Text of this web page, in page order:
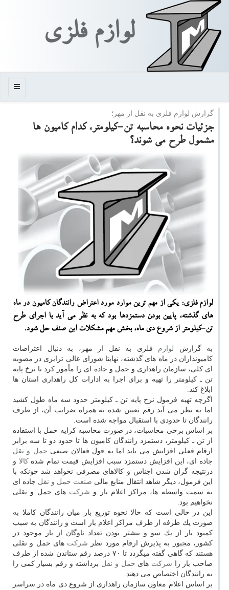
لوازم فلزی
منو
گزارش لوازم فلزی به نقل از مهر؛
جزئیات نحوه محاسبه تن-كیلومتر، كدام كامیون ها
مشمول طرح می شوند؟
لوازم فلزی: یكی از مهم ترین موارد مورد اعتراض رانندگان كامیون در ماه
های گذشته، پایین بودن دستمزدها بود كه به نظر می آید با اجرای طرح
تن-كیلومتر از شروع دی ماه، بخش مهم مشكلات این صنف حل شود.
به گزارش لوازم فلزی به نقل از مهر، به دنبال اعتراضات
كامیونداران در ماه های گذشته، نهایتا شورای عالی ترابری در مصوبه
ای كلی، سازمان راهداری و حمل و جاده ای را مأمور كرد تا نرخ پایه
تن ـ كیلومتر را تهیه و برای اجرا به ادارات كل راهداری استان ها
ابلاغ كند.
اگرچه تهیه فرمول نرخ پایه تن ـ كیلومتر حدود سه ماه طول كشید
اما به نظر می آید رقم تعیین شده به همراه ضرایب آن، از طرف
رانندگان تا حدودی با استقبال مواجه شده است.
بر اساس برخی محاسبات، در صورت محاسبه كرایه حمل با استفاده
از تن ـ كیلومتر، دستمزد رانندگان كامیون ها تا حدود دو تا سه برابر
ارقام فعلی افزایش می یابد اما به قول فعالان صنفی حمل و نقل
جاده ای، این افزایش دستمزد سبب افزایش قیمت تمام شدهكالا و
درنتیجه گران شدن اجناس و كالاهای مصرفی نخواهد شد چونكه با
این فرمول، دیگر شاهد انتقال منابع مالی صنعت حمل و نقل جاده ای
به سمت واسطه ها، مراكز اعلام بار و شركت های حمل و نقلی
نخواهیم بود.
این در حالی است كه حالا نحوه توزیع بار میان رانندگان كاملا به
صورت یك طرفه از طرف مراكز اعلام بار است و رانندگان به سبب
كمبود بار از یك سو و بیشتر بودن تعداد ناوگان از بار موجود در
كشور، مجبور به پذیرش ارقام مورد نظر شركت های حمل و نقلی
هستند كه گاهی گفته میگردد تا ۷۰ درصد رقم ستاندن شده از طرف
صاحب بار را شركت های حمل و نقل برداشته و رقم بسیار كمی را
به رانندگان اختصاص می دهند.
بر اساس اعلام معاون سازمان راهداری از شروع دی ماه در سراسر